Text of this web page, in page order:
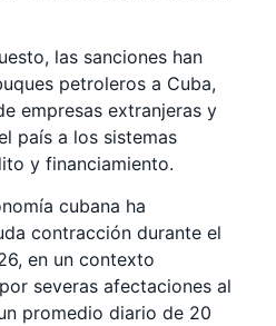
las sanciones han
petroleros a Cuba,
empresas extranjeras y
país a los sistemas
y financiamiento.
cubana ha
contracción durante el
en un contexto
severas afectaciones al
promedio diario de 20